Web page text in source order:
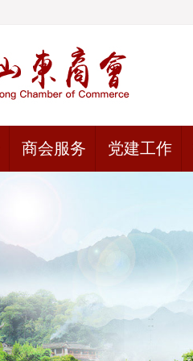
商会服务 党建工作